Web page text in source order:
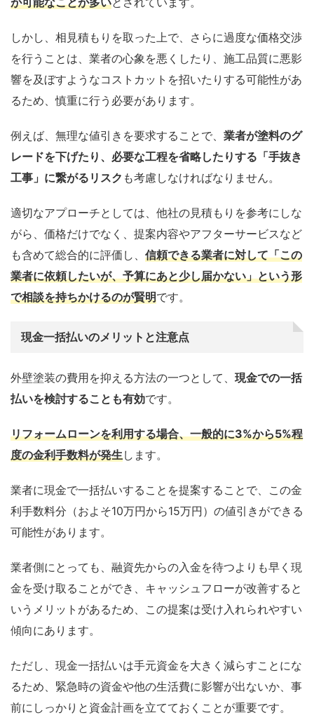
しかし、相見積もりを取った上で、さらに過度な価格交渉
を行うことは、業者の心象を悪くしたり、施工品質に悪影
響を及ぼすようなコストカットを招いたりする可能性があ
るため、慎重に行う必要があります。
例えば、無理な値引きを要求することで、 業者が塗料のグ
レードを下げたり、必要な工程を省略したりする「手抜き
工事」に繋がるリスク も考慮しなければなりません。
適切なアプローチとしては、他社の見積もりを参考にしな
がら、価格だけでなく、提案内容やアフターサービスなど
も含めて総合的に評価し、 信頼できる業者に対して「この
業者に依頼したいが、予算にあと少し届かない」という形
で相談を持ちかけるのが賢明です。
現金一括払いのメリットと注意点
外壁塗装の費用を抑える方法の一つとして、 現金での一括
払いを検討することも有効です。
リフォームローンを利用する場合、一般的に3%から5%程
度の金利手数料が発生します。
業者に現金で一括払いすることを提案することで、この金
利手数料分（およそ10万円から15万円）の値引きができる
可能性があります。
業者側にとっても、融資先からの入金を待つよりも早く現
金を受け取ることができ、キャッシュフローが改善すると
いうメリットがあるため、この提案は受け入れられやすい
傾向にあります。
ただし、現金一括払いは手元資金を大きく減らすことにな
るため、緊急時の資金や他の生活費に影響が出ないか、事
前にしっかりと資金計画を立てておくことが重要です。